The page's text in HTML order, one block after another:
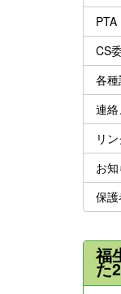
PTA
CS
各
連絡
リン
お
保
福
た